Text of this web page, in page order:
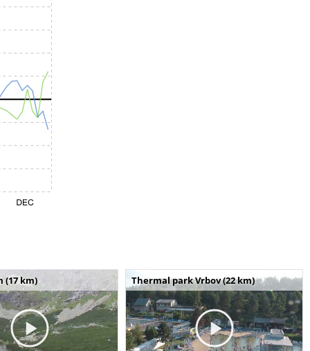
(17 km) Thermal park Vrbov (22 km)